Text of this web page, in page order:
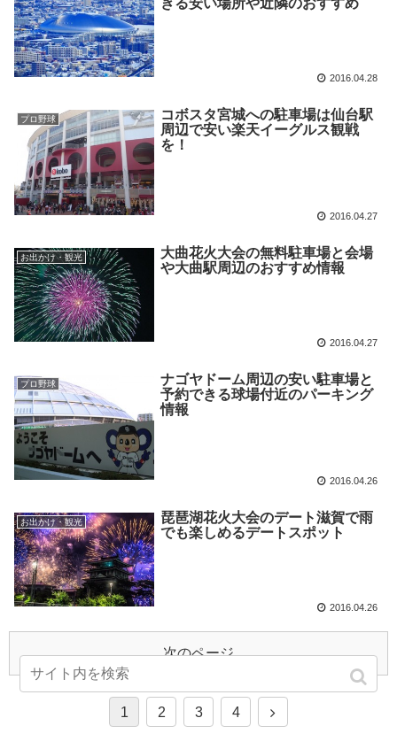
2016.04.28
プロ野球
コボスタ宮城への駐車場は仙台駅
周辺で安い楽天イーグルス観戦
を！
2016.04.27
お出かけ・観光
大曲花火大会の無料駐車場と会場
や大曲駅周辺のおすすめ情報
2016.04.27
プロ野球
ナゴヤドーム周辺の安い駐車場と
予約できる球場付近のパーキング
情報
2016.04.26
お出かけ・観光
琵琶湖花火大会のデート滋賀で雨
でも楽しめるデートスポット
2016.04.26
次のページ
1 2 3 4